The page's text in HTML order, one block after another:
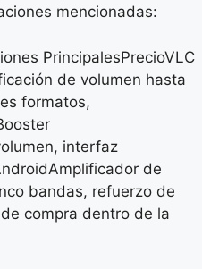
mencionadas:
PrincipalesPrecioVLC
de volumen hasta
formatos,
interfaz
de
bandas, refuerzo de
compra dentro de la